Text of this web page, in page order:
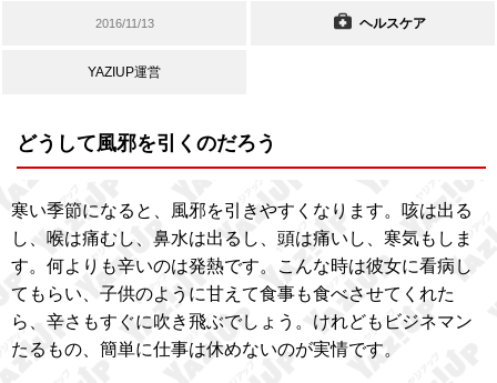
2016/11/13 ヘルスケア
YAZIUP運営
どうして風邪を引くのだろう
寒い季節になると、風邪を引きやすくなります。咳は出る
し、喉は痛むし、鼻水は出るし、頭は痛いし、寒気もしま
す。何よりも辛いのは発熱です。こんな時は彼女に看病し
てもらい、子供のように甘えて食事も食べさせてくれた
ら、辛さもすぐに吹き飛ぶでしょう。けれどもビジネマン
たるもの、簡単に仕事は休めないのが実情です。